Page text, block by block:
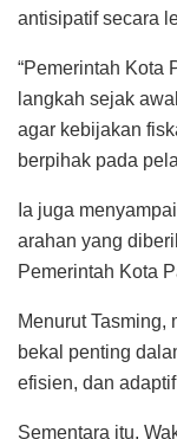
antisipatif secara
“Pemerintah Kota
langkah sejak
agar kebijakan
berpihak pada
Ia juga
arahan yang
Pemerintah Kota
Menurut Tasming,
bekal penting
efisien, dan
Sementara itu,